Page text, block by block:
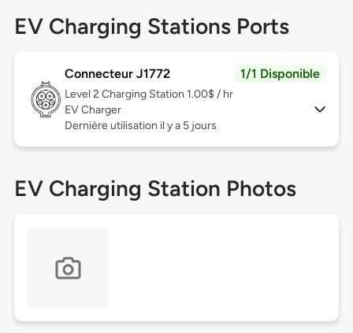
EV Charging Stations Ports
Connecteur J1772 1/1 Disponible
Level 2 Charging Station 1.00$ / hr
EV Charger
Dernière utilisation il y a 5 jours
EV Charging Station Photos